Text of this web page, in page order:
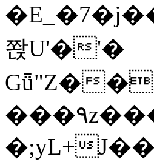
쫝U'�'�
Gǖ"Z�
���٩z���< VT%� �}z�XEu�<ं�Q!
�;yL+